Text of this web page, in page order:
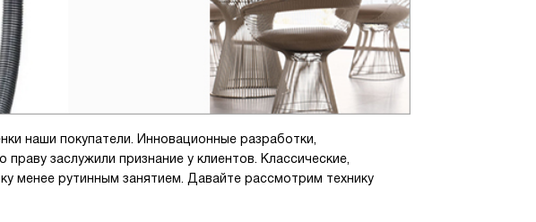
наши покупатели. Инновационные разработки,
заслужили признание у клиентов. Классические,
менее рутинным занятием. Давайте рассмотрим технику